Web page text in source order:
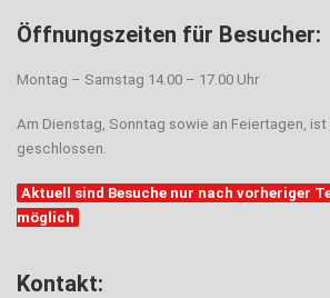
Öffnungszeiten für Besucher:
Montag – Samstag 14.00 – 17.00 Uhr
Am Dienstag, Sonntag sowie an Feiertagen, ist
geschlossen.
Aktuell sind Besuche nur nach vorheriger
möglich
Kontakt: